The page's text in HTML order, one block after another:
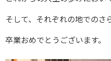
そして、それぞれの地でのさ
卒業おめでとうございます。